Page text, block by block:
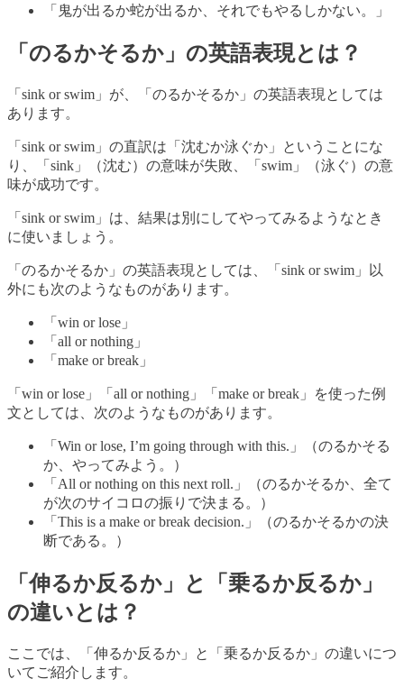
「鬼が出るか蛇が出るか、それでもやるしかない。」
「のるかそるか」の英語表現とは？
「sink or swim」が、「のるかそるか」の英語表現としては
あります。
「sink or swim」の直訳は「沈むか泳ぐか」ということにな
り、「sink」（沈む）の意味が失敗、「swim」（泳ぐ）の意
味が成功です。
「sink or swim」は、結果は別にしてやってみるようなとき
に使いましょう。
「のるかそるか」の英語表現としては、「sink or swim」以
外にも次のようなものがあります。
「win or lose」
「all or nothing」
「make or break」
「win or lose」「all or nothing」「make or break」を使った例
文としては、次のようなものがあります。
「Win or lose, I’m going through with this.」（のるかそる
か、やってみよう。）
「All or nothing on this next roll.」（のるかそるか、全て
が次のサイコロの振りで決まる。）
「This is a make or break decision.」（のるかそるかの決
断である。）
「伸るか反るか」と「乗るか反るか」
の違いとは？
ここでは、「伸るか反るか」と「乗るか反るか」の違いにつ
いてご紹介します。